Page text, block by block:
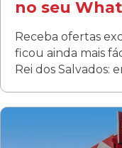
Fanny
Rua Albino
no seu
Receba ofertas
ficou ainda mais
Rei dos Salvados: